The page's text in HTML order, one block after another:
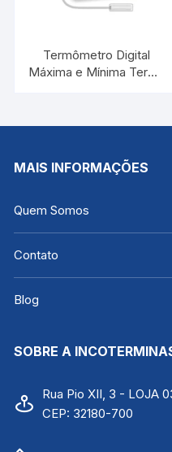
Termômetro Digital
Máxima e Mínima Termo
MAIS INFORMAÇÕES
Quem Somos
Contato
Blog
SOBRE A
Rua Pio XII, 3 - LOJA
CEP: 32180-700